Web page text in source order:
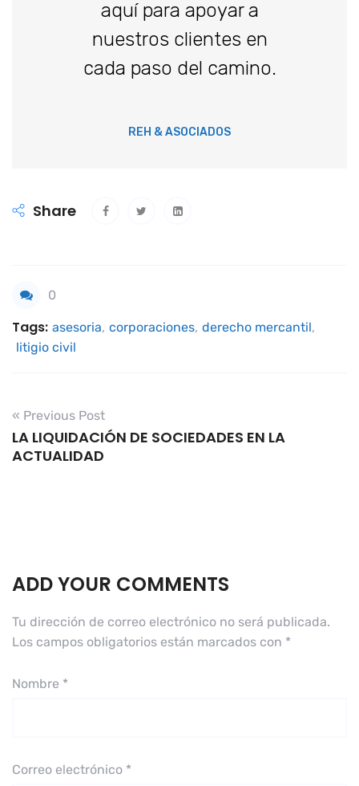
aquí para apoyar a
nuestros clientes en
cada paso del camino.
REH & ASOCIADOS
Share
0
Tags: asesoria, corporaciones, derecho mercantil,
litigio civil
« Previous Post
LA LIQUIDACIÓN DE SOCIEDADES EN LA
ACTUALIDAD
ADD YOUR COMMENTS
Tu dirección de correo electrónico no será publicada.
Los campos obligatorios están marcados con *
Nombre *
Correo electrónico *